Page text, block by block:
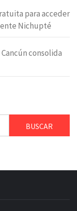
para acceder
Nichupté
consolida